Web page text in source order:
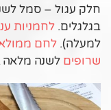
חלק עגול – סמל
בגלגלים. לחמניות
למעלה). לחם
שרופים לשנה מלאה